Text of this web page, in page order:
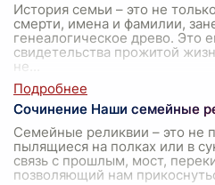
История семьи – это не
смерти, имена и фамилии,
генеалогическое древо. Это
свидетельства прожитой
не
Сочинение Наши семейные
Семейные реликвии – это не
пылящиеся на полках или в
связь с прошлым, мост,
позволяющий нам